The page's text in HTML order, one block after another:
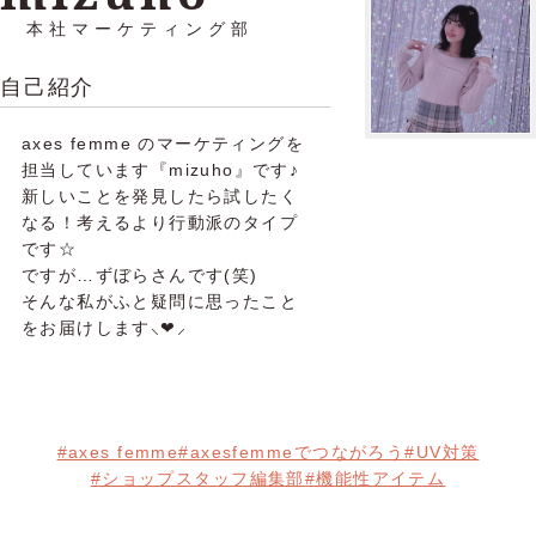
本社マーケティング部
自己紹介
axes femme のマーケティングを
担当しています『mizuho』です♪
新しいことを発見したら試したく
なる！考えるより行動派のタイプ
です☆
ですが…ずぼらさんです(笑)
そんな私がふと疑問に思ったこと
をお届けします⸜❤⸝‍
#axes femme#axesfemmeでつながろう#UV対策
#ショップスタッフ編集部#機能性アイテム